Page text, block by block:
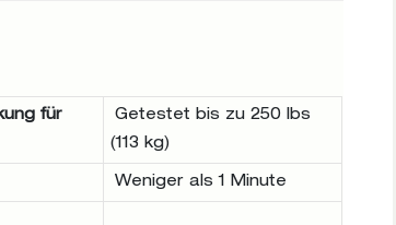
für
Getestet bis zu 250 lbs
(113 kg)
Weniger als 1 Minute